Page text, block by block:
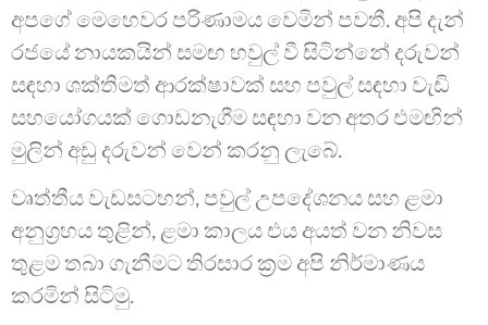
අපගේ මෙහෙවර පරිණාමය වෙමින් පවතී. අපි දැන්
රජයේ නායකයින් සමඟ හවුල් වී සිටින්නේ දරුවන්
සඳහා ශක්තිමත් ආරක්ෂාවක් සහ පවුල් සඳහා වැඩි
සහයෝගයක් ගොඩනැගීම සඳහා වන අතර එමඟින්
මුලින් අඩු දරුවන් වෙන් කරනු ලැබේ.
වෘත්තීය වැඩසටහන්, පවුල් උපදේශනය සහ ළමා
අනුග්‍රහය තුළින්, ළමා කාලය එය අයත් වන නිවස
තුළම තබා ගැනීමට තිරසාර ක්‍රම අපි නිර්මාණය
කරමින් සිටිමු.